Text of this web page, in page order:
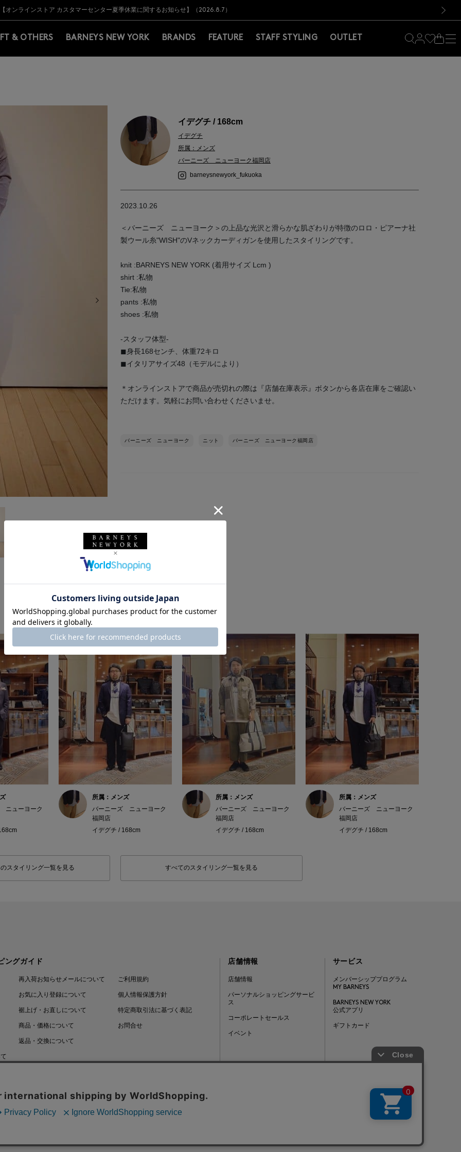
BARNEYS＞会員のお客様は11,000円（税込）以上のお買上げで常時送料無料！お買い物の際は会員登録を！
【夏季休業に伴う出荷一時停止のお知らせ】(2026.8.7)
【オンラインストア カスタマーセンター夏季休業に関するお知らせ】（2026.8.7）
【夏季休業に伴う返品・交換承り一時停止のお知らせ】（2026.8.5）
熊本県を中心とした地震の影響によるお荷物のお届けについて
【開催中】SUMMER SALEのご案内・ご注意事項
BARNEYS＞会員のお客様は11,000円（税込）以上のお買上げで常時送料無料！お買い物の際は会員登録を！
【夏季休業に伴う出荷一時停止のお知らせ】(2026.8.7)
& OTHERS BARNEYS NEW YORK BRANDS FEATURE STAFF STYLING OUTLET
イデグチ / 168cm
イデグチ
所属：メンズ
バーニーズ ニューヨーク福岡店
barneysnewyork_fukuoka
2023.10.26
＜バーニーズ ニューヨーク＞の上品な光沢と滑らかな肌ざわりが特徴のロロ・ピアーナ社
製ウール糸"WISH"のVネックカーディガンを使用したスタイリングです。
knit :BARNEYS NEW YORK (着用サイズ Lcm )
shirt :私物
Tie:私物
pants :私物
shoes :私物
-スタッフ体型-
◼︎身長168センチ、体重72キロ
◼︎イタリアサイズ48（モデルにより）
＊オンラインストアで商品が売切れの際は『店舗在庫表示』ボタンから各店在庫をご確認い
ただけます。気軽にお問い合わせくださいませ。
バーニーズ ニューヨーク ニット バーニーズ ニューヨーク福岡店
このスタッフの他のスタイリング
ニューヨーク
所属：メンズ
バーニーズ ニューヨーク
福岡店
イデグチ / 168cm
所属：メンズ
バーニーズ ニューヨーク
福岡店
イデグチ / 168cm
所属：メンズ
バーニーズ ニューヨーク
福岡店
イデグチ / 168cm
スタイリング一覧を見る すべてのスタイリング一覧を見る
ングガイド
再入荷お知らせメールについて
お気に入り登録について
裾上げ・お直しについて
商品・価格について
返品・交換について
ご利用規約
個人情報保護方針
特定商取引法に基づく表記
お問合せ
店舗情報
店舗情報
パーソナルショッピングサービ
ス
コーポレートセールス
イベント
サービス
メンバーシッププログラム
MY BARNEYS
BARNEYS NEW YORK
公式アプリ
ギフトカード